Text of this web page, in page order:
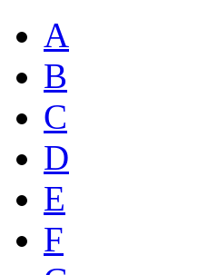
A
B
C
D
E
F